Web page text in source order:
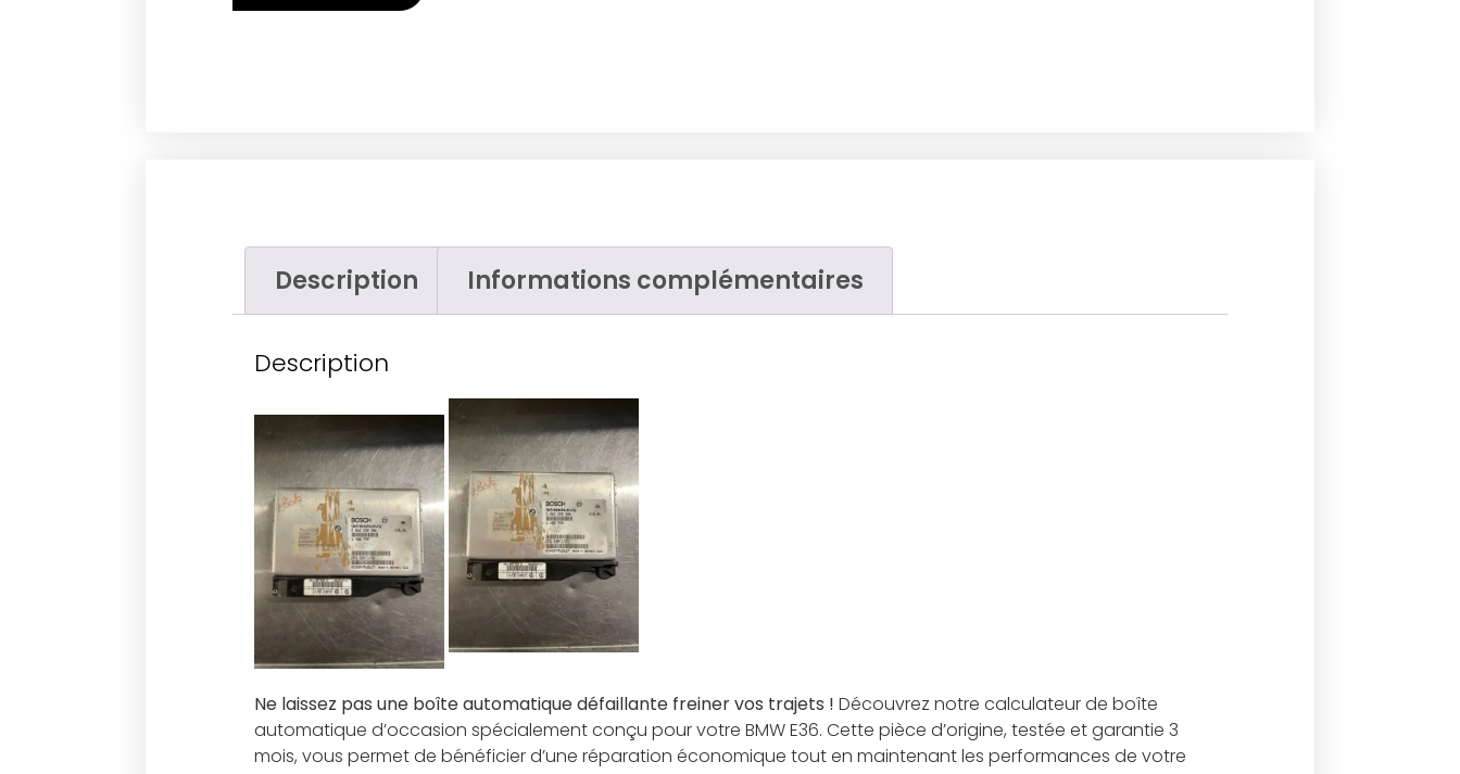
Description Informations complémentaires
Description
Ne laissez pas une boîte automatique défaillante freiner vos trajets ! Découvrez notre calculateur de boîte
automatique d’occasion spécialement conçu pour votre BMW E36. Cette pièce d’origine, testée et garantie 3
mois, vous permet de bénéficier d’une réparation économique tout en maintenant les performances de votre